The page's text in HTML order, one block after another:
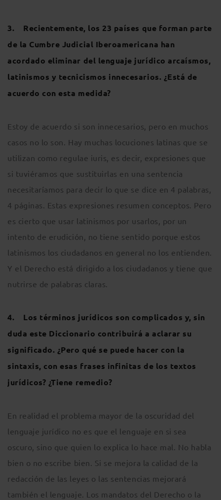
3. Recientemente, los 23 países que forman parte
de la Cumbre Judicial Iberoamericana han
acordado eliminar del lenguaje jurídico arcaísmos,
latinismos y tecnicismos innecesarios. ¿Está de
acuerdo con esta medida?
Estoy de acuerdo si son innecesarios, pero en muchos
casos no lo son. Hay muchas locuciones latinas que se
utilizan como regulae iuris, es decir, expresiones que
si tuviéramos que sustituirlas en una sentencia
necesitaríamos para decir lo que se dice en 4 palabras,
4 páginas. Estas expresiones resumen conceptos. Pero
es cierto que usar latinismos por usarlos, por un
intento de erudición, no tiene sentido porque estos
latinismos los ciudadanos en general no los entienden.
Y el Derecho está dirigido a los ciudadanos y tiene que
nutrirse de palabras claras.
4. Los términos jurídicos son complicados y, sin
duda este Diccionario contribuirá a aclarar su
significado. ¿Pero qué se puede hacer con la
sintaxis, con esas frases infinitas de los textos
jurídicos? ¿Tiene remedio?
En realidad el problema mayor de la oscuridad del
lenguaje jurídico no es que el lenguaje en si sea
oscuro, sino que quien lo explica lo hace mal. No habla
bien o no escribe bien. Si se mejora la calidad de la
redacción de las leyes o las sentencias mejorará
también el lenguaje. Los mandatos del Derecho o la